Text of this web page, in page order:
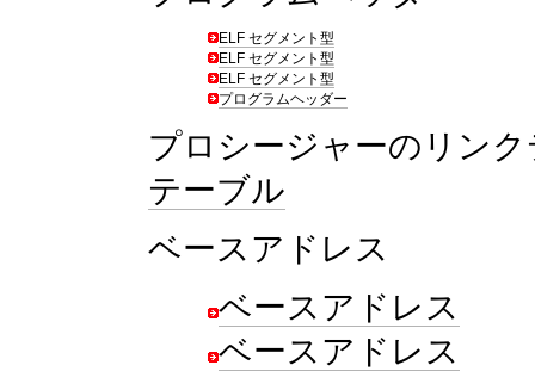
ELF セグメント型
ELF セグメント型
ELF セグメント型
プログラムヘッダー
プロシージャーのリン
テーブル
ベースアドレス
ベースアドレス
ベースアドレス